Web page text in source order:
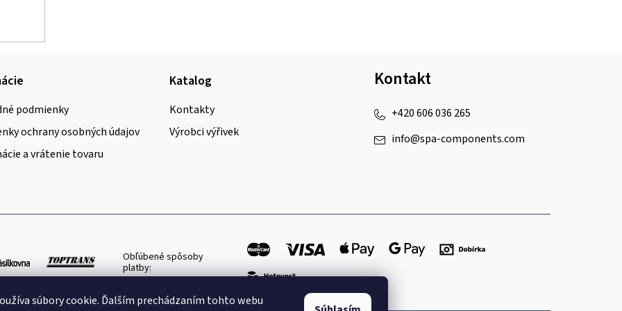
súbory cookie. Ďalším prechádzaním tohto webu
podmienky
ochrany osobných údajov
a vrátenie tovaru
Katalog
Kontakty
Výrobci výřivek
Kontakt
info@spa-components.com
+420 606 036 265
Obľúbené spôsoby
platby: